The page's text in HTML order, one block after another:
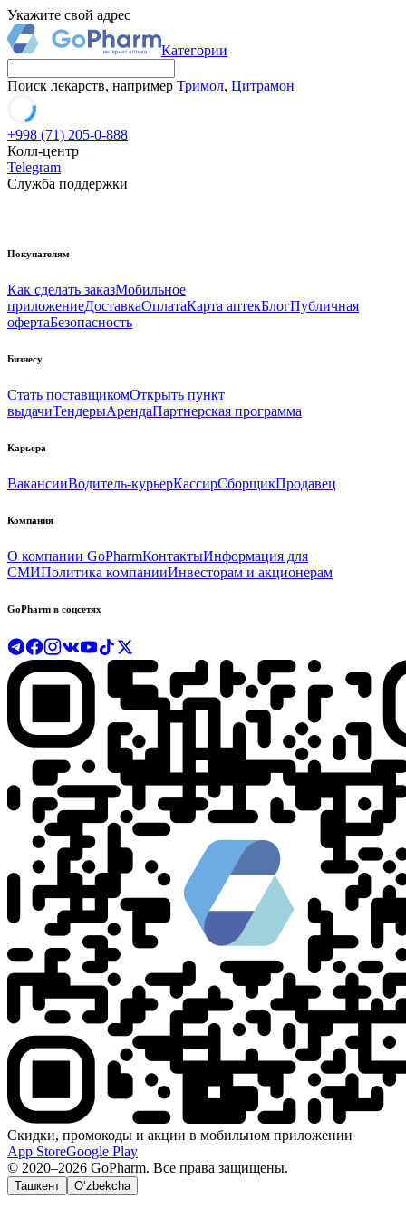
Укажите свой адрес
Категории
Поиск лекарств, например Тримол, Цитрамон
+998 (71) 205-0-888
Колл-центр
Telegram
Служба поддержки
Покупателям
Как сделать заказМобильное
приложениеДоставкаОплатаКарта аптекБлогПубличная
офертаБезопасность
Бизнесу
Стать поставщикомОткрыть пункт
выдачиТендерыАрендаПартнерская программа
Карьера
ВакансииВодитель-курьерКассирСборщикПродавец
Компания
О компании GoPharmКонтактыИнформация для
СМИПолитика компанииИнвесторам и акционерам
GoPharm в соцсетях
Скидки, промокоды и акции в мобильном приложении
App StoreGoogle Play
© 2020–2026 GoPharm. Все права защищены.
Ташкент O‘zbekcha